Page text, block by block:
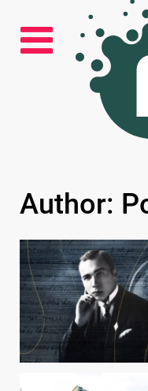
Author: